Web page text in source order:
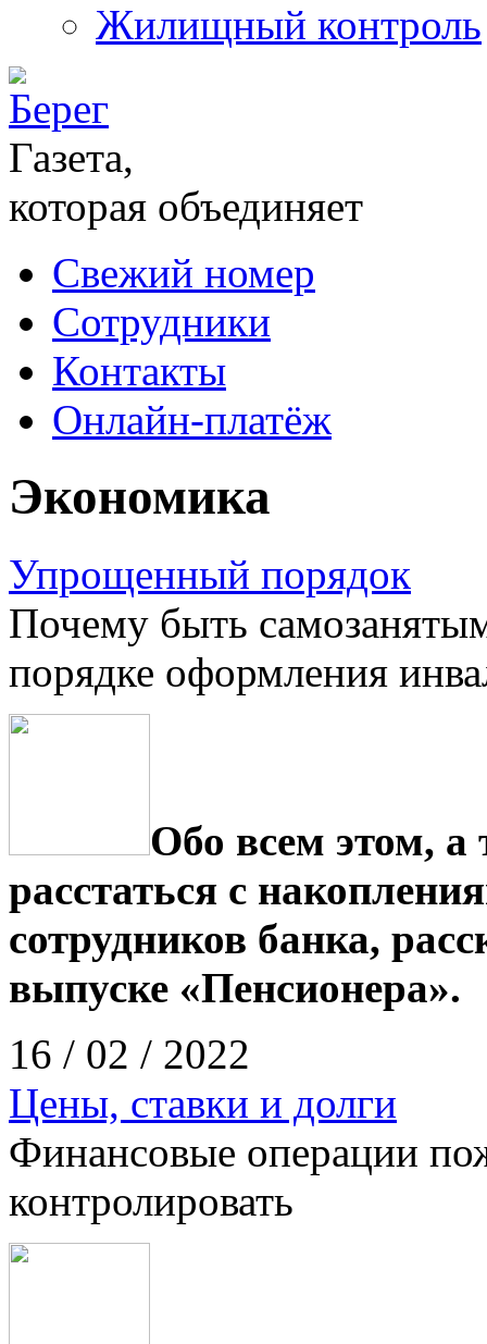
Жилищный контроль
Газета,
которая объединяет
Свежий номер
Сотрудники
Контакты
Онлайн-платёж
Экономика
Упрощенный порядок
Почему быть
порядке оформления
Обо всем этом,
расстаться с
сотрудников банка,
выпуске «Пенсионера».
16 / 02 / 2022
Цены, ставки и долги
Финансовые операции
контролировать